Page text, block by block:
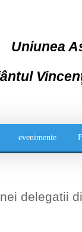
Uniunea
evenimente
delegatii